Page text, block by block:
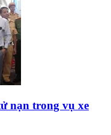
nạn trong vụ xe